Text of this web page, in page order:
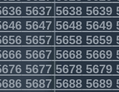
563756385639
564756485649
565756585659
566756685669
567756785679
568756885689